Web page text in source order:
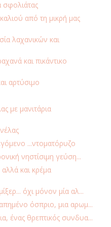
- ΜΟUSSES
ΜΑΡΜΕΛΆΔΕΣ ΜΑΡΌΚΟ
ΑΝΑΤΟΛΉ
ΝΗΣΤΊΣΙΜΑ ΦΑΓΗΤΆ
- ΜΕΖΈΔΕΣ
ΠΑΙΔΊ ΚΑΙ ΔΙΑΤΡΟΦΉ
ΠΑΣΧΑ ΠΆΣΧΑ
ΠΊΤΕΣ - ΤΆΡΤΕΣ
ΠΟΥΛΕΡΙΚΆ
- BRUNCH
σφολιάτας
από τη μικρή μας
λαχανικών και
και πικάντικο
αρτύσιμο
με μανιτάρια
...ντοματόρυζο
νηστίσιμη γεύση...
και κρέμα
όχι μόνον μία αλ...
όσπριο, μια αρωμ...
ένας θρεπτικός συνδυα...